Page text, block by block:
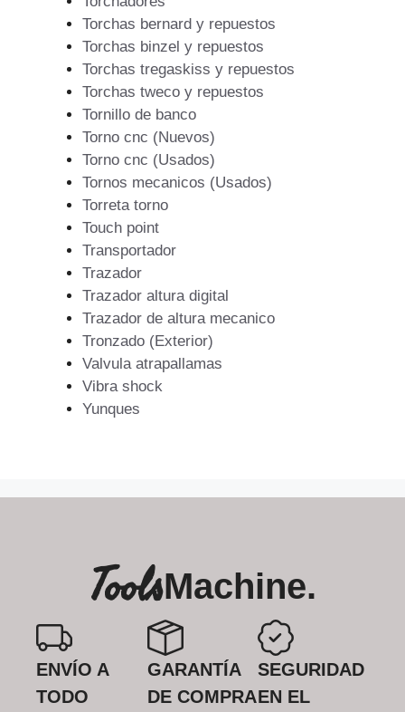
Torchas bernard y repuestos
Torchas binzel y repuestos
Torchas tregaskiss y repuestos
Torchas tweco y repuestos
Tornillo de banco
Torno cnc (Nuevos)
Torno cnc (Usados)
Tornos mecanicos (Usados)
Torreta torno
Touch point
Transportador
Trazador
Trazador altura digital
Trazador de altura mecanico
Tronzado (Exterior)
Valvula atrapallamas
Vibra shock
Yunques
ToolsMachine.
ENVÍO A
TODO
GARANTÍA
DE COMPRA
SEGURIDAD
EN EL